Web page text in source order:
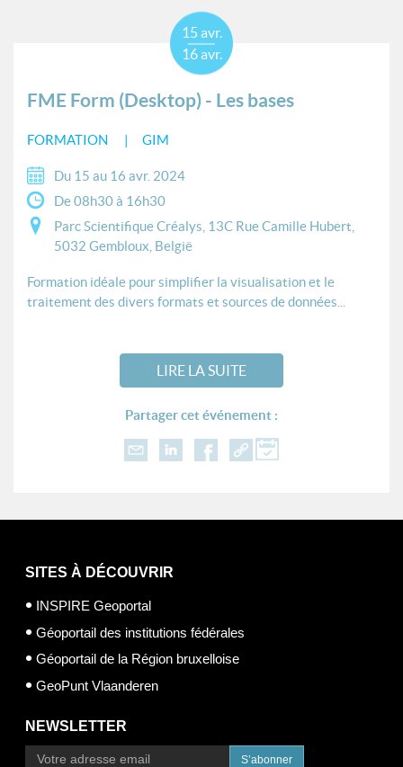
FME Form (Desktop) - Les bases
FORMATION GIM
15 avr.
16 avr.
Du 15 au 16 avr. 2024
De 08h30 à 16h30
Parc Scientifique Créalys, 13C Rue Camille Hubert,
5032 Gembloux, België
Formation idéale pour simplifier la visualisation et le
traitement des divers formats et sources de données...
LIRE LA SUITE
Partager cet événement :
SITES À DÉCOUVRIR
INSPIRE Geoportal
Géoportail des institutions fédérales
Géoportail de la Région bruxelloise
GeoPunt Vlaanderen
NEWSLETTER
S’abonner